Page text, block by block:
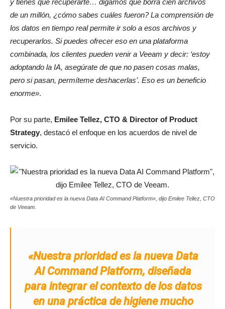
de un millón, ¿cómo sabes cuáles fueron? La comprensión de
los datos en tiempo real permite ir solo a esos archivos y
recuperarlos. Si puedes ofrecer eso en una plataforma
combinada, los clientes pueden venir a Veeam y decir: ‘estoy
adoptando la IA, asegúrate de que no pasen cosas malas,
pero si pasan, permíteme deshacerlas’. Eso es un beneficio
enorme».
Por su parte, Emilee Tellez, CTO & Director of Product
Strategy, destacó el enfoque en los acuerdos de nivel de
servicio.
«Nuestra prioridad es la nueva Data AI Command Platform», dijo Emilee Tellez, CTO
de Veeam.
«Nuestra prioridad es la nueva Data
AI Command Platform, diseñada
para integrar el contexto de los datos
en una práctica de higiene mucho